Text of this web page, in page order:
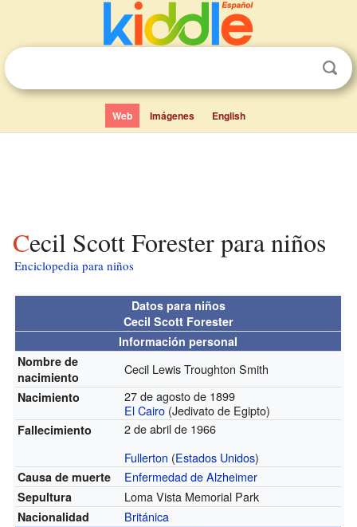
Web Imágenes English
Cecil Scott Forester para niños
Enciclopedia para niños
Datos para niños
Cecil Scott Forester
Información personal
Nombre de
nacimiento
Cecil Lewis Troughton Smith
Nacimiento
27 de agosto de 1899
El Cairo (Jedivato de Egipto)
Fallecimiento
2 de abril de 1966
Fullerton (Estados Unidos)
Causa de muerte Enfermedad de Alzheimer
Sepultura Loma Vista Memorial Park
Nacionalidad Británica